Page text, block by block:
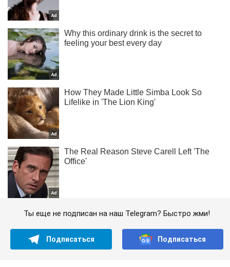
Ты еще не подписан на наш Telegram? Быстро жми!
Подписаться Подписаться